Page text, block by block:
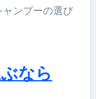
ンプーの選び
なら